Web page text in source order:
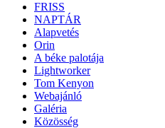
FRISS
NAPTÁR
Alapvetés
Orin
A béke palotája
Lightworker
Tom Kenyon
Webajánló
Galéria
Közösség